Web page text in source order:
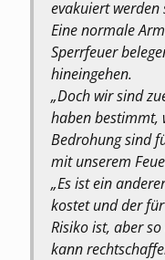
evakuiert werden
Eine normale
Sperrfeuer
hineingehen.
„Doch wir sind
haben bestimmt,
Bedrohung sind
mit unserem
„Es ist ein
kostet und der
Risiko ist, aber
kann